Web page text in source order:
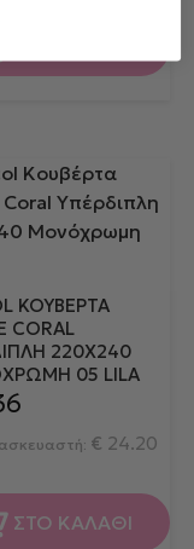
ΚΟΥΒΈΡΤΑ
CORAL
220X240
05 LILA
€ 24.20
ΣΤΟ ΚΑΛΑΘΙ